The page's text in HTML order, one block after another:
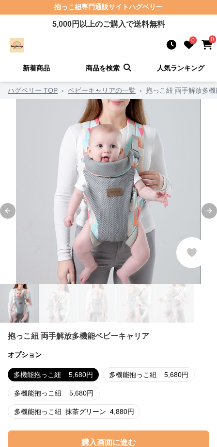
抱っこ紐専門通販サイトハグベリー
5,000円以上のご購入で送料無料
0 0
新着商品 商品を検索 人気ランキング
ハグベリー TOP › ベビーキャリアの一覧 › 抱っこ紐 両手解放多
Previous slide
抱っこ紐 両手解放多機能ベビーキャリア
オプション
多機能抱っこ紐 5,680円 多機能抱っこ紐 5,680円
多機能抱っこ紐 5,680円
多機能抱っこ紐 抹茶グリーン 4,880円
購入画面に進む